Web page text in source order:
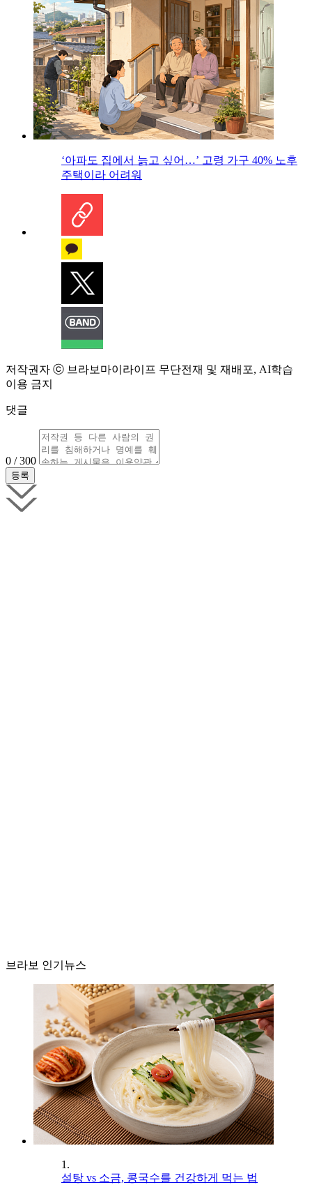
‘아파도 집에서 늙고 싶어…’ 고령 가구 40% 노후
주택이라 어려워
저작권자 ⓒ 브라보마이라이프 무단전재 및 재배포, AI학습
이용 금지
댓글
0 / 300
브라보 인기뉴스
1.
설탕 vs 소금, 콩국수를 건강하게 먹는 법